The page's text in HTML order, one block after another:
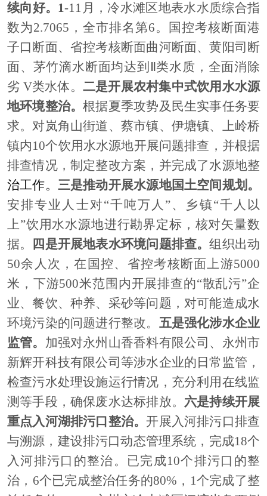
续向好。 1-11月，冷水滩区地表水水质综合指
数为2.7065 ，全市排名第6。国控考核断面港
子口断面、省控考核断面曲河断面、黄阳司断
面、茅竹滴水断面均达到Ⅱ类水质，全面消除
劣 V类水体。 二是开展农村集中式饮用水水源
地环境整治。根据夏季攻势及民生实事任务要
求。对岚角山街道、蔡市镇、伊塘镇、上岭桥
镇内10个饮用水水源地开展问题排查，并根据
排查情况，制定整改方案，并完成了水源地整
治工作。 三是推动开展水源地国土空间规划。
安排专业人士对“千吨万人”、乡镇“千人以
上”饮用水水源地进行勘界定标，核对矢量数
据。
四是开展地表水环境问题排查。组织出动
50余人次，在国控、省控考核断面上游5000
米，下游500米范围内开展排查的“散乱污”企
业、餐饮、种养、采砂等问题，对可能造成水
环境污染的问题进行整改。 五是强化涉水企业
监管。 加强对永州山香香料有限公司、永州市
新辉开科技有限公司等涉水企业的日常监管，
检查污水处理设施运行情况，充分利用在线监
测等手段，确保废水达标排放。 六是持续开展
重点入河湖排污口整治。开展入河排污口排查
与溯源，建设排污口动态管理系统，完成18个
入河排污口的整治。已完成10个排污口的整
治，6个已完成整治任务的80%，1个完成了整